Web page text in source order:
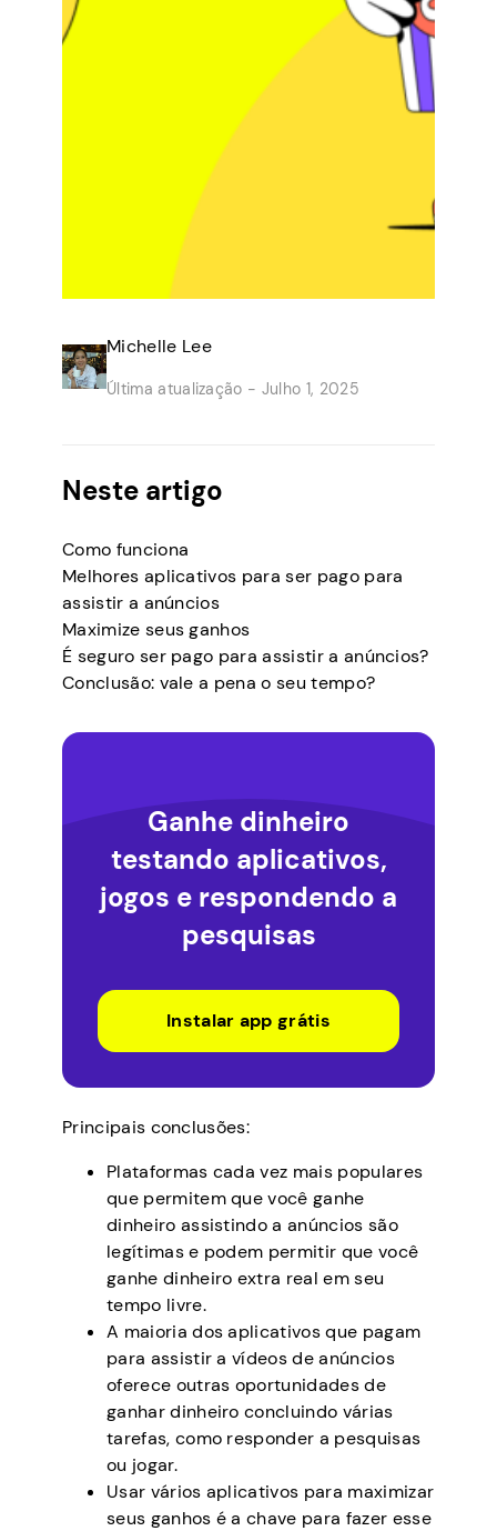
Michelle Lee
Última atualização - Julho 1, 2025
Neste artigo
Como funciona
Melhores aplicativos para ser pago para
assistir a anúncios
Maximize seus ganhos
É seguro ser pago para assistir a anúncios?
Conclusão: vale a pena o seu tempo?
Ganhe dinheiro
testando aplicativos,
jogos e respondendo a
pesquisas
Instalar app grátis
Principais conclusões:
Plataformas cada vez mais populares
que permitem que você ganhe
dinheiro assistindo a anúncios são
legítimas e podem permitir que você
ganhe dinheiro extra real em seu
tempo livre.
A maioria dos aplicativos que pagam
para assistir a vídeos de anúncios
oferece outras oportunidades de
ganhar dinheiro concluindo várias
tarefas, como responder a pesquisas
ou jogar.
Usar vários aplicativos para maximizar
seus ganhos é a chave para fazer esse